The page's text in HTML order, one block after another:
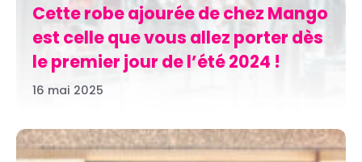
Cette robe ajourée de chez Mango
est celle que vous allez porter dès
le premier jour de l’été 2024 !
16 mai 2025